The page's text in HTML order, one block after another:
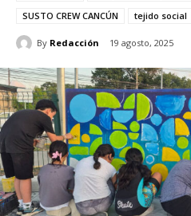
SUSTO CREW CANCÚN
tejido social
By Redacción 19 agosto, 2025